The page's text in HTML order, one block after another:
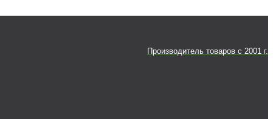
Производитель товаров c 2001 г.